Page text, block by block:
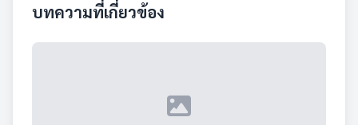
บทความที่เกี่ยวข้อง